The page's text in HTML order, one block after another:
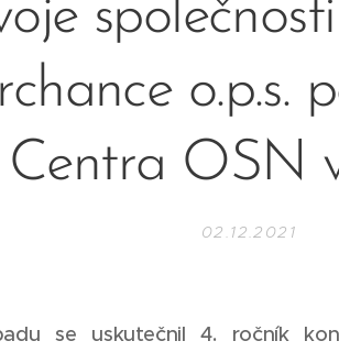
o.p.s.
Centra OSN
02.12.2021
se uskutečnil 4. ročník